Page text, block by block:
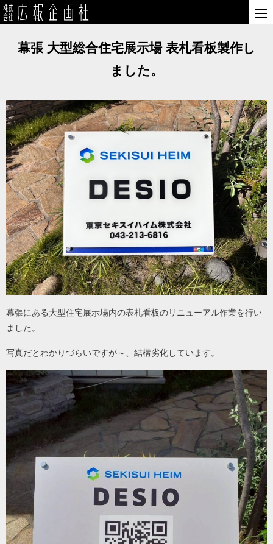
幕張 大型総合住宅展示場 表札看板製作し
ました。
幕張にある大型住宅展示場内の表札看板のリニューアル作業を行い
ました。
写真だとわかりづらいですが～、結構劣化しています。